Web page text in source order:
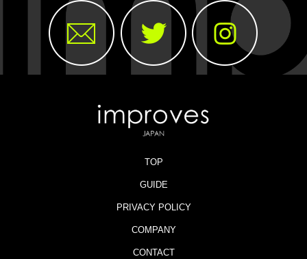
TOP
GUIDE
PRIVACY POLICY
COMPANY
CONTACT